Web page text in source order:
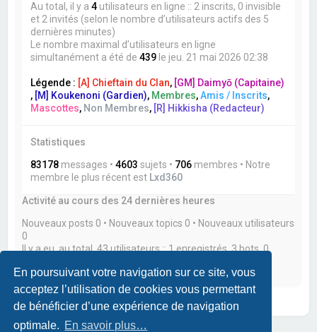
En poursuivant votre navigation sur ce site, vous
acceptez l’utilisation de cookies vous permettant
de bénéficier d’une expérience de navigation
optimale. En savoir plus…
Au total, il y a4 utilisateurs en ligne :: 2 inscrits, 0 invisible
et 2 invités (selon le nombre d’utilisateurs actifs des 5
dernières minutes)
Le nombre maximal d’utilisateurs en ligne
simultanément a été de439 le jeu. 21 mai 2026 02:38
Légende : [A] Chieftain du Clan, [GM] Daimyō (Capitaine)
, [M] Koukenoni (Gardien), Membres,Amis / Inscrits,
Mascottes, Non Membres, [R] Hikkisha (Redacteur)
Statistiques
83178 messages •4603 sujets • 706 membres • Notre
membre le plus récent est Lxd360
Activité au cours des 24 dernières heures
Nouveaux posts 0 • Nouveaux topics 0 • Nouveaux utilisateurs
0
Il y a eu, au total, 43 utilisateurs :: 1 enregistrés, 3 bots, 0
dernières heures